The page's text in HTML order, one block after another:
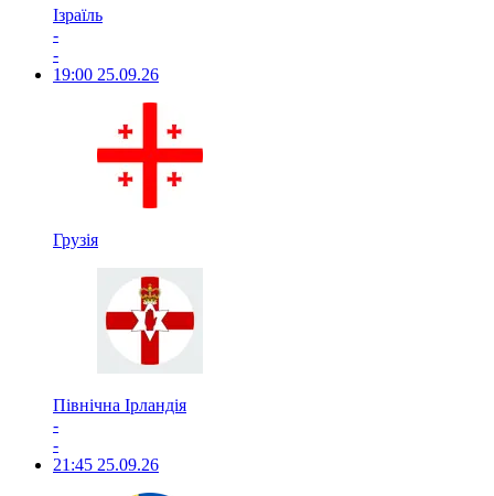
Ізраїль
-
-
19:00 25.09.26
Грузія
Північна Ірландія
-
-
21:45 25.09.26